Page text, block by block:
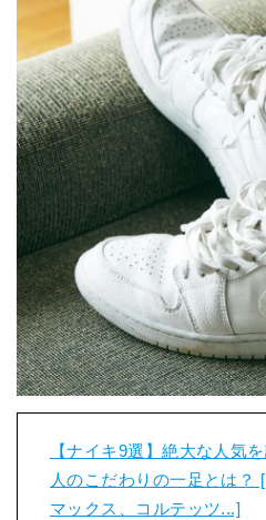
【ナイキ9選】絶大な人気
人のこだわりの一足とは？
マックス、コルテッツ...]